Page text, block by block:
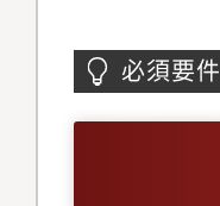
必須要件